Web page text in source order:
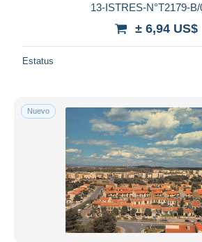
13-ISTRES-N°T2179-B/
± 6,94 US$
Estatus
Nuevo